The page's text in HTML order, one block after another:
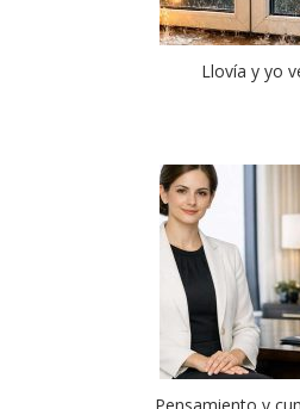
Llovía y yo
Pensamiento y